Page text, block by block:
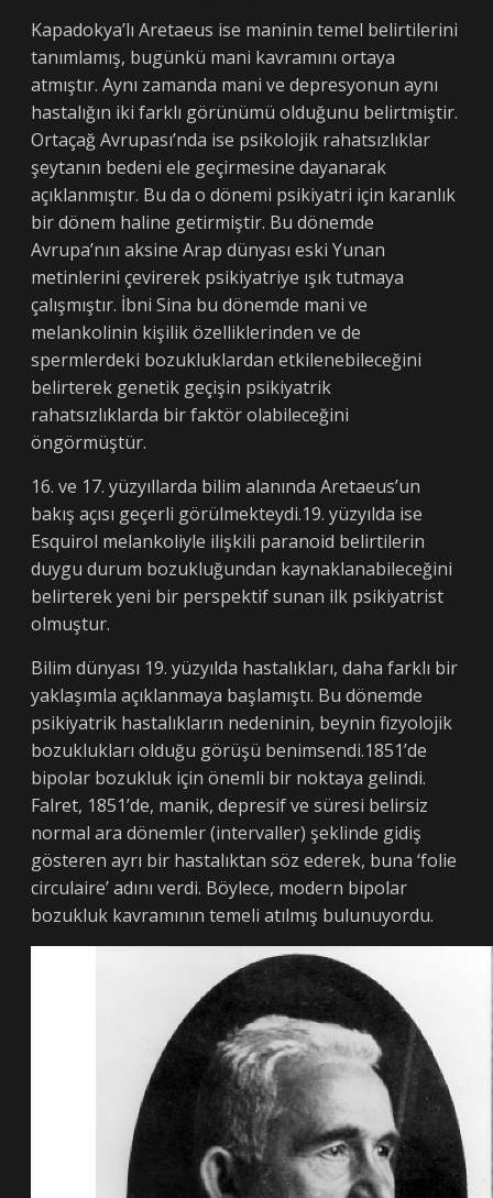
Kapadokya’lı Aretaeus ise maninin temel belirtilerini
tanımlamış, bugünkü mani kavramını ortaya
atmıştır. Aynı zamanda mani ve depresyonun aynı
hastalığın iki farklı görünümü olduğunu belirtmiştir.
Ortaçağ Avrupası’nda ise psikolojik rahatsızlıklar
şeytanın bedeni ele geçirmesine dayanarak
açıklanmıştır. Bu da o dönemi psikiyatri için karanlık
bir dönem haline getirmiştir. Bu dönemde
Avrupa’nın aksine Arap dünyası eski Yunan
metinlerini çevirerek psikiyatriye ışık tutmaya
çalışmıştır. İbni Sina bu dönemde mani ve
melankolinin kişilik özelliklerinden ve de
spermlerdeki bozukluklardan etkilenebileceğini
belirterek genetik geçişin psikiyatrik
rahatsızlıklarda bir faktör olabileceğini
öngörmüştür.
16. ve 17. yüzyıllarda bilim alanında Aretaeus’un
bakış açısı geçerli görülmekteydi.19. yüzyılda ise
Esquirol melankoliyle ilişkili paranoid belirtilerin
duygu durum bozukluğundan kaynaklanabileceğini
belirterek yeni bir perspektif sunan ilk psikiyatrist
olmuştur.
Bilim dünyası 19. yüzyılda hastalıkları, daha farklı bir
yaklaşımla açıklanmaya başlamıştı. Bu dönemde
psikiyatrik hastalıkların nedeninin, beynin fizyolojik
bozuklukları olduğu görüşü benimsendi.1851’de
bipolar bozukluk için önemli bir noktaya gelindi.
Falret, 1851’de, manik, depresif ve süresi belirsiz
normal ara dönemler (intervaller) şeklinde gidiş
gösteren ayrı bir hastalıktan söz ederek, buna ‘folie
circulaire’ adını verdi. Böylece, modern bipolar
bozukluk kavramının temeli atılmış bulunuyordu.